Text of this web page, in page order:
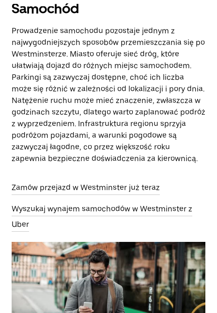
Samochód
Prowadzenie samochodu pozostaje jednym z
najwygodniejszych sposobów przemieszczania się po
Westminsterze. Miasto oferuje sieć dróg, które
ułatwiają dojazd do różnych miejsc samochodem.
Parkingi są zazwyczaj dostępne, choć ich liczba
może się różnić w zależności od lokalizacji i pory dnia.
Natężenie ruchu może mieć znaczenie, zwłaszcza w
godzinach szczytu, dlatego warto zaplanować podróż
z wyprzedzeniem. Infrastruktura regionu sprzyja
podróżom pojazdami, a warunki pogodowe są
zazwyczaj łagodne, co przez większość roku
zapewnia bezpieczne doświadczenia za kierownicą.
Zamów przejazd w Westminster już teraz
Wyszukaj wynajem samochodów w Westminster z
Uber